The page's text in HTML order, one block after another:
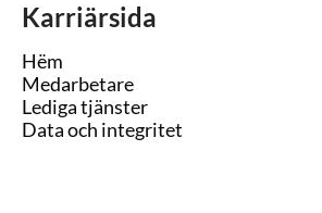
Karriärsida
Hëm
Medarbetare
Lediga tjänster
Data och integritet